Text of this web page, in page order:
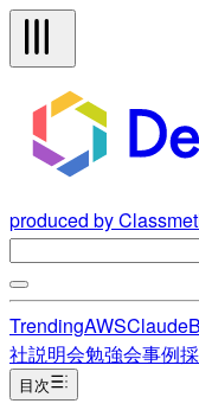
produced by
TrendingAWSClaude
社説明会勉強会事例
目次